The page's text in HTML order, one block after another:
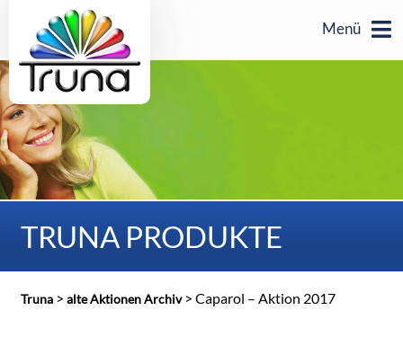
Menü
TRUNA PRODUKTE
Truna> alte Aktionen Archiv> Caparol – Aktion 2017